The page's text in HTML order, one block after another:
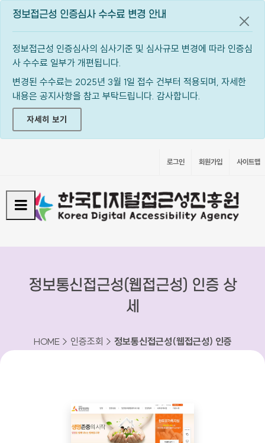
정보접근성 인증심사 수수료 변경 안내
정보접근성 인증심사의 심사기준 및 심사규모 변경에 따라 인증심
사 수수료 일부가 개편됩니다.
변경된 수수료는 2025년 3월 1일 접수 건부터 적용되며, 자세한
내용은 공지사항을 참고 부탁드립니다. 감사합니다.
자세히 보기
공지
로그인 회원가입 사이트맵
정보통신접근성(웹접근성) 인증 상
세
HOME > 인증조회 > 정보통신접근성(웹접근성) 인증